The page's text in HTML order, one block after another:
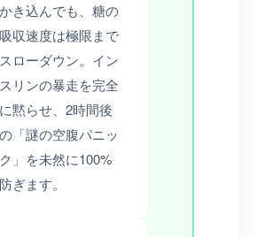
かき込んでも、糖の
吸収速度は極限まで
スローダウン。イン
スリンの暴走を完全
に黙らせ、2時間後
の「謎の空腹パニッ
ク」を未然に100%
防ぎます。